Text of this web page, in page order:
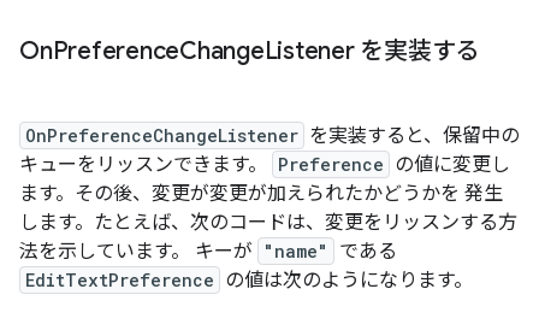
OnPreferenceChangeListener を実装する
OnPreferenceChangeListener を実装すると、保留中の
キューをリッスンできます。
Preference の値に変更し
ます。その後、変更が変更が加えられたかどうかを 発生
します。たとえば、次のコードは、変更をリッスンする方
法を示しています。 キーが
"name" である
EditTextPreference の値は次のようになります。